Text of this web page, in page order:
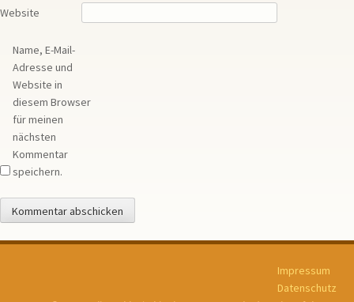
Website
Name, E-Mail-
Adresse und
Website in
diesem Browser
für meinen
nächsten
Kommentar
speichern.
Impressum
Datenschutz